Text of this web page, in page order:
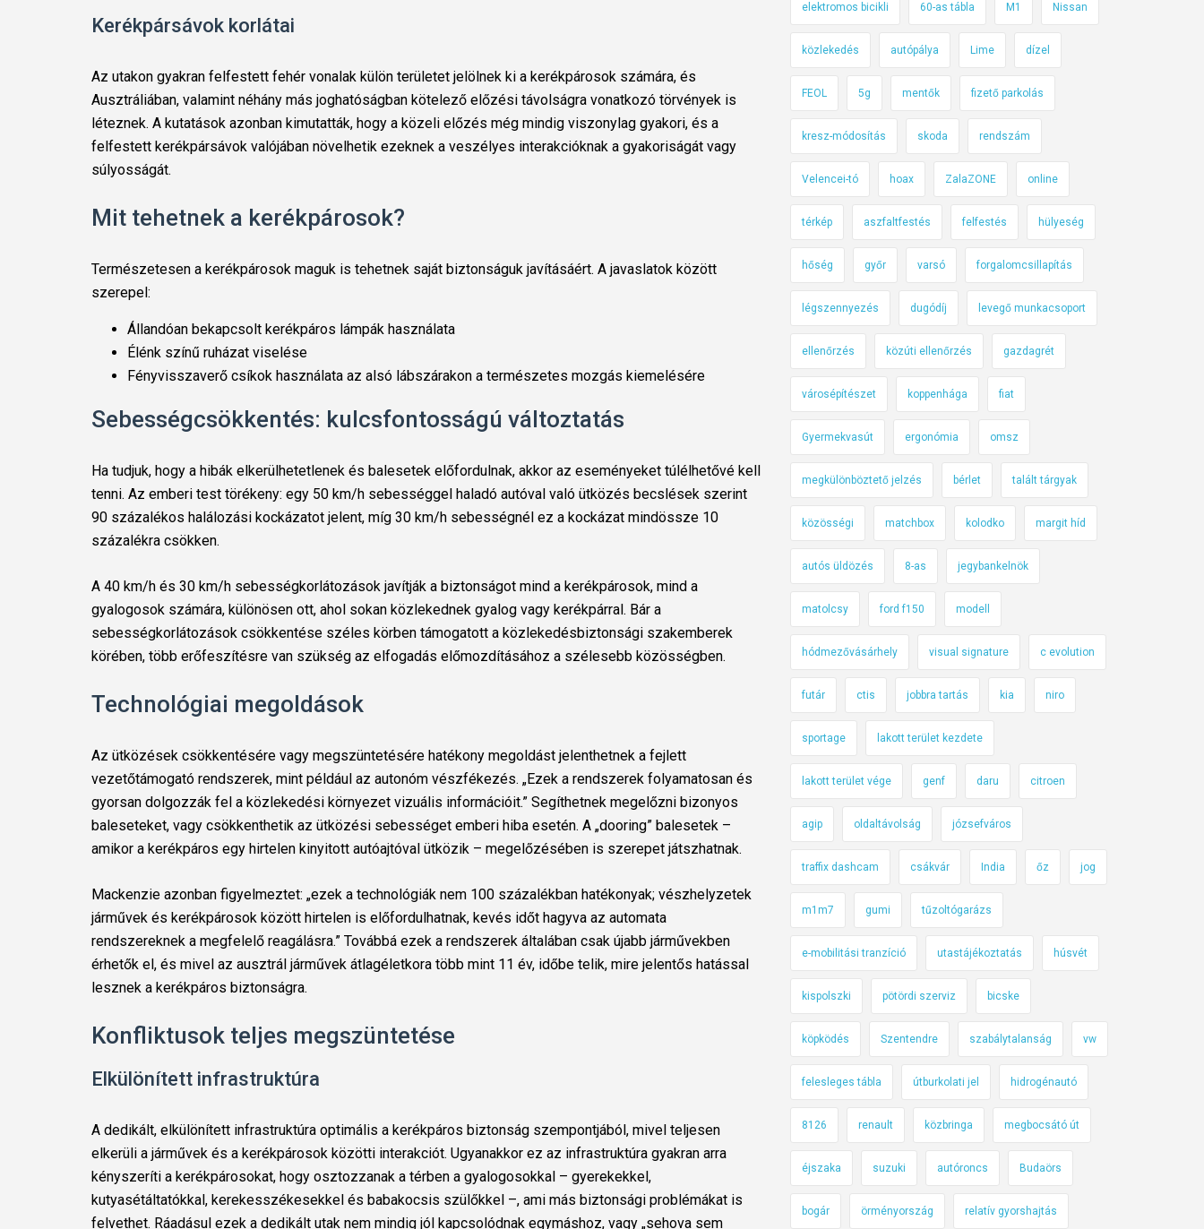
Kerékpársávok korlátai
Az utakon gyakran felfestett fehér vonalak külön területet jelölnek ki a kerékpárosok számára, és
Ausztráliában, valamint néhány más joghatóságban kötelező előzési távolságra vonatkozó törvények is
léteznek. A kutatások azonban kimutatták, hogy a közeli előzés még mindig viszonylag gyakori, és a
felfestett kerékpársávok valójában növelhetik ezeknek a veszélyes interakcióknak a gyakoriságát vagy
súlyosságát.
Mit tehetnek a kerékpárosok?
Természetesen a kerékpárosok maguk is tehetnek saját biztonságuk javításáért. A javaslatok között
szerepel:
Állandóan bekapcsolt kerékpáros lámpák használata
Élénk színű ruházat viselése
Fényvisszaverő csíkok használata az alsó lábszárakon a természetes mozgás kiemelésére
Sebességcsökkentés: kulcsfontosságú változtatás
Ha tudjuk, hogy a hibák elkerülhetetlenek és balesetek előfordulnak, akkor az eseményeket túlélhetővé kell
tenni. Az emberi test törékeny: egy 50 km/h sebességgel haladó autóval való ütközés becslések szerint
90 százalékos halálozási kockázatot jelent, míg 30 km/h sebességnél ez a kockázat mindössze 10
százalékra csökken.
A 40 km/h és 30 km/h sebességkorlátozások javítják a biztonságot mind a kerékpárosok, mind a
gyalogosok számára, különösen ott, ahol sokan közlekednek gyalog vagy kerékpárral. Bár a
sebességkorlátozások csökkentése széles körben támogatott a közlekedésbiztonsági szakemberek
körében, több erőfeszítésre van szükség az elfogadás előmozdításához a szélesebb közösségben.
Technológiai megoldások
Az ütközések csökkentésére vagy megszüntetésére hatékony megoldást jelenthetnek a fejlett
vezetőtámogató rendszerek, mint például az autonóm vészfékezés. „Ezek a rendszerek folyamatosan és
gyorsan dolgozzák fel a közlekedési környezet vizuális információit.” Segíthetnek megelőzni bizonyos
baleseteket, vagy csökkenthetik az ütközési sebességet emberi hiba esetén. A „dooring” balesetek –
amikor a kerékpáros egy hirtelen kinyitott autóajtóval ütközik – megelőzésében is szerepet játszhatnak.
Mackenzie azonban figyelmeztet: „ezek a technológiák nem 100 százalékban hatékonyak; vészhelyzetek
járművek és kerékpárosok között hirtelen is előfordulhatnak, kevés időt hagyva az automata
rendszereknek a megfelelő reagálásra.” Továbbá ezek a rendszerek általában csak újabb járművekben
érhetők el, és mivel az ausztrál járművek átlagéletkora több mint 11 év, időbe telik, mire jelentős hatással
lesznek a kerékpáros biztonságra.
Konfliktusok teljes megszüntetése
Elkülönített infrastruktúra
A dedikált, elkülönített infrastruktúra optimális a kerékpáros biztonság szempontjából, mivel teljesen
elkerüli a járművek és a kerékpárosok közötti interakciót. Ugyanakkor ez az infrastruktúra gyakran arra
kényszeríti a kerékpárosokat, hogy osztozzanak a térben a gyalogosokkal – gyerekekkel,
kutyasétáltatókkal, kerekesszékesekkel és babakocsis szülőkkel –, ami más biztonsági problémákat is
felvethet. Ráadásul ezek a dedikált utak nem mindig jól kapcsolódnak egymáshoz, vagy „sehova sem
elektromos bicikli 60-as tábla M1 Nissan
közlekedés autópálya Lime dízel
FEOL 5g mentők fizető parkolás
kresz-módosítás skoda rendszám
Velencei-tó hoax ZalaZONE online
térkép aszfaltfestés felfestés hülyeség
hőség győr varsó forgalomcsillapítás
légszennyezés dugódíj levegő munkacsoport
ellenőrzés közúti ellenőrzés gazdagrét
városépítészet koppenhága fiat
Gyermekvasút ergonómia omsz
megkülönböztető jelzés bérlet talált tárgyak
közösségi matchbox kolodko margit híd
autós üldözés 8-as jegybankelnök
matolcsy ford f150 modell
hódmezővásárhely visual signature c evolution
futár ctis jobbra tartás kia niro
sportage lakott terület kezdete
lakott terület vége genf daru citroen
agip oldaltávolság józsefváros
traffix dashcam csákvár India őz jog
m1m7 gumi tűzoltógarázs
e-mobilitási tranzíció utastájékoztatás húsvét
kispolszki pötördi szerviz bicske
köpködés Szentendre szabálytalanság vw
felesleges tábla útburkolati jel hidrogénautó
8126 renault közbringa megbocsátó út
éjszaka suzuki autóroncs Budaörs
bogár örményország relatív gyorshajtás